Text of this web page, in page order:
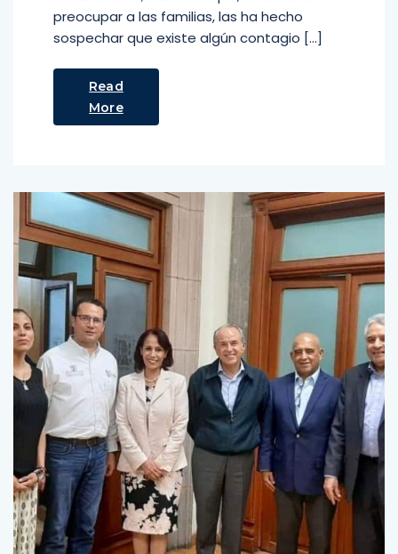
preocupar a las familias, las ha hecho
sospechar que existe algún contagio […]
Read
More